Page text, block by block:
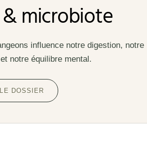
microbiote
influence notre digestion, notre
notre équilibre mental.
DOSSIER